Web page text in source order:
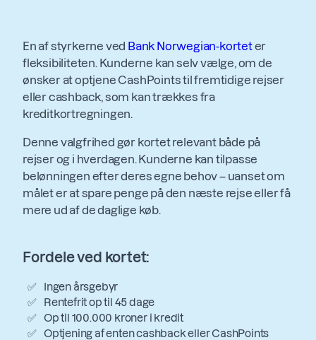
En af styrkerne ved Bank Norwegian-korteter
fleksibiliteten. Kunderne kan selv vælge, om de
ønsker at optjene CashPoints til fremtidige rejser
eller cashback, som kan trækkes fra
kreditkortregningen.
Denne valgfrihed gør kortet relevant både på
rejser og i hverdagen. Kunderne kan tilpasse
belønningen efter deres egne behov – uanset om
målet er at spare penge på den næste rejse eller få
mere ud af de daglige køb.
Fordele ved kortet:
Ingen årsgebyr
Rentefrit op til 45 dage
Op til 100.000 kroner i kredit
Optjening af enten cashback eller CashPoints